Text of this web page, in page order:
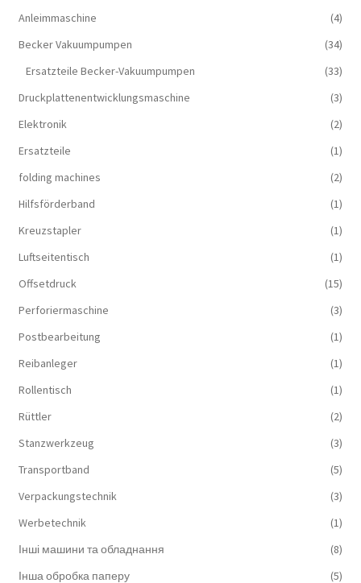
Anleimmaschine
(4)
Becker Vakuumpumpen
(34)
Ersatzteile Becker-Vakuumpumpen
(33)
Druckplattenentwicklungsmaschine
(3)
Elektronik
(2)
Ersatzteile
(1)
folding machines
(2)
Hilfsförderband
(1)
Kreuzstapler
(1)
Luftseitentisch
(1)
Offsetdruck
(15)
Perforiermaschine
(3)
Postbearbeitung
(1)
Reibanleger
(1)
Rollentisch
(1)
Rüttler
(2)
Stanzwerkzeug
(3)
Transportband
(5)
Verpackungstechnik
(3)
Werbetechnik
(1)
Інші машини та обладнання
(8)
Інша обробка паперу
(5)